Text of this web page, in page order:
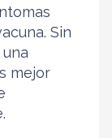
Sin
mejor